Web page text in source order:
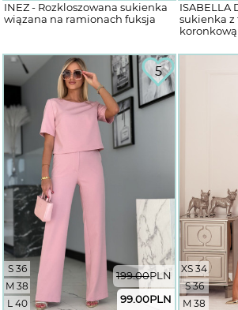
INEZ - Rozkloszowana sukienka
wiązana na ramionach fuksja
ISABELLA
sukienka z
5
S 36
M 38
L 40
199.00PLN
99.00PLN
XS 34
S 36
M 38